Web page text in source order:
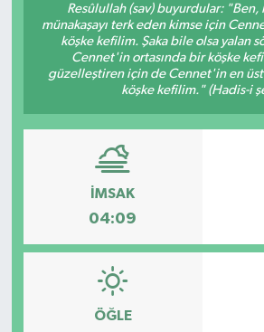
Resûlullah (sav) buyurdular: "Ben,
münakaşayı terk eden kimse için
köşke kefilim. Şaka bile olsa yalan
Cennet'in ortasında bir köşke
güzelleştiren için de Cennet'in en
köşke kefilim." (Hadis-i
İMSAK
04:09
ÖĞLE